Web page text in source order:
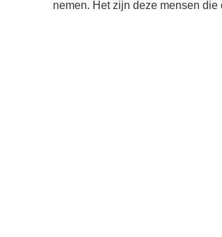
nemen. Het zijn deze mensen